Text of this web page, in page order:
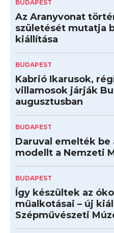
BUDAPEST
Az Aranyvonat
születését mutatja
kiállítása
BUDAPEST
Kabrió Ikarusok,
villamosok járják
augusztusban
BUDAPEST
Daruval emelték be
modellt a Nemzeti
BUDAPEST
Így készültek az
műalkotásai – új
Szépművészeti